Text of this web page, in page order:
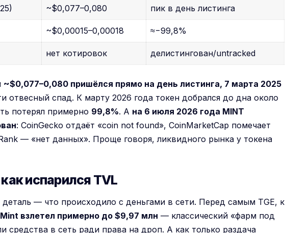
~$0,077–0,080 пик в день листинга
~$0,00015–0,00018 ≈−99,8%
нет котировок делистингован/untracked
~$0,077–0,080 пришёлся прямо на день листинга, 7 марта 2025
отвесный спад. К марту 2026 года токен добрался до дна около
потерял примерно 99,8%. А на 6 июля 2026 года MINT
: CoinGecko отдаёт «coin not found», CoinMarketCap помечает
— «нет данных». Проще говоря, ликвидного рынка у токена
испарился TVL
деталь — что происходило с деньгами в сети. Перед самым TGE, к
взлетел примерно до $9,97 млн — классический «фарм под
средства в сеть ради права на дроп. А как только раздача